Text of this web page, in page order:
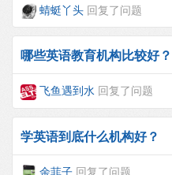
蜻蜓丫头 回复了问题
哪些英语教育机构比较好？
飞鱼遇到水 回复了问题
学英语到底什么机构好？
余菲子 回复了问题